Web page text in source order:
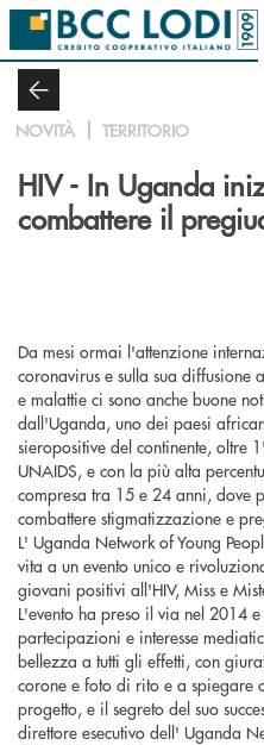
Salta al contenuto principale
NOVITÀ TERRITORIO
HIV - In Uganda
combattere il
Da mesi ormai l'attenzione
coronavirus e sulla sua
e malattie ci sono anche buone
dall'Uganda, uno dei paesi
sieropositive del continente, oltre
UNAIDS, e con la più alta
compresa tra 15 e 24 anni, dove
combattere stigmatizzazione e
L' Uganda Network of Young
vita a un evento unico e
giovani positivi all'HIV, Miss e
L'evento ha preso il via nel 2014
partecipazioni e interesse
bellezza a tutti gli effetti, con
corone e foto di rito e a spiegare
progetto, e il segreto del suo
direttore esecutivo dell' Uganda